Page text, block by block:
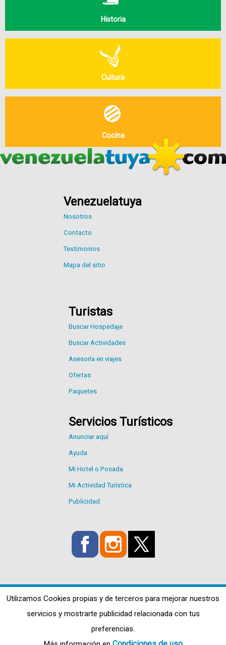
Historia
Cultura
Cocina
Venezuelatuya
Nosotros
Contacto
Testimonios
Mapa del sitio
Turistas
Buscar Hospedaje
Buscar Actividades
Asesoría en viajes
Ofertas
Paquetes
Servicios Turísticos
Anunciar aquí
Ayuda
Mi Hotel o Posada
Mi Actividad Turística
Publicidad
Utilizamos Cookies propias y de terceros para mejorar nuestros
servicios y mostrarte publicidad relacionada con tus
preferencias.